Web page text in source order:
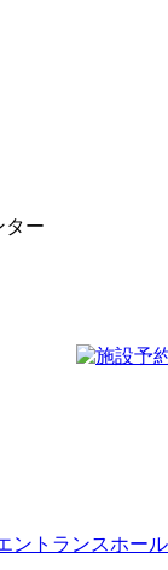
ター
ントランスホー